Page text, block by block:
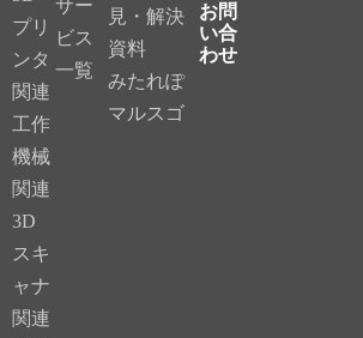
プリ
ンタ
関連
工作
機械
関連
3D
スキ
ャナ
関連
サー
ビス
一覧
見・解決
資料
みたれぽ
マルスゴ
お問
い合
わせ